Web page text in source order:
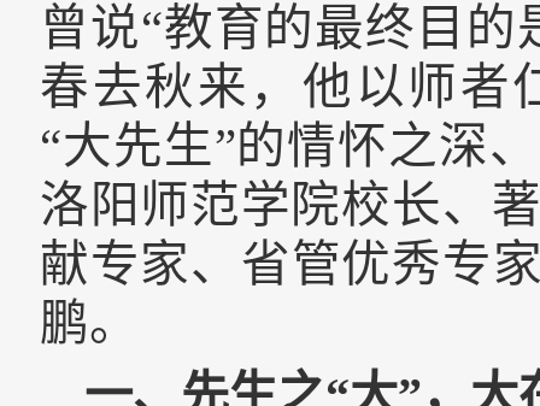
曾说“教育的最终目
春去秋来，他以师者
“大先生”的情怀之深
洛阳师范学院校长、
献专家、省管优秀专
鹏。
一、先生之“大”，